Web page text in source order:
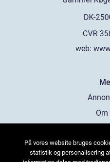
web:
På vores website bruges
statistik og personalisering